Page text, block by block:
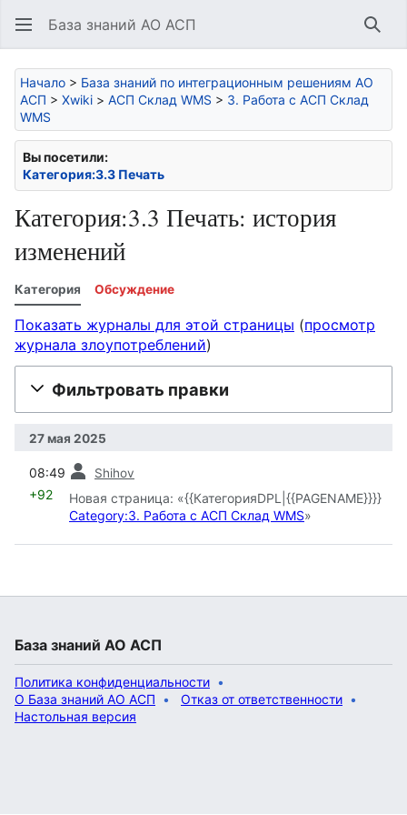
База знаний АО АСП
Начало > База знаний по интеграционным решениям АО
АСП > Xwiki > АСП Склад WMS > 3. Работа с АСП Склад
WMS
Вы посетили:
Категория:3.3 Печать
Категория:3.3 Печать: история
изменений
Категория Обсуждение
Показать журналы для этой страницы (просмотр
журнала злоупотреблений)
Фильтровать правки
27 мая 2025
08:49 Shihov
+92
Новая страница: «{{КатегорияDPL|{{PAGENAME}}}}
Category:3. Работа с АСП Склад WMS»
База знаний АО АСП
Политика конфиденциальности
О База знаний АО АСП
Отказ от ответственности
Настольная версия